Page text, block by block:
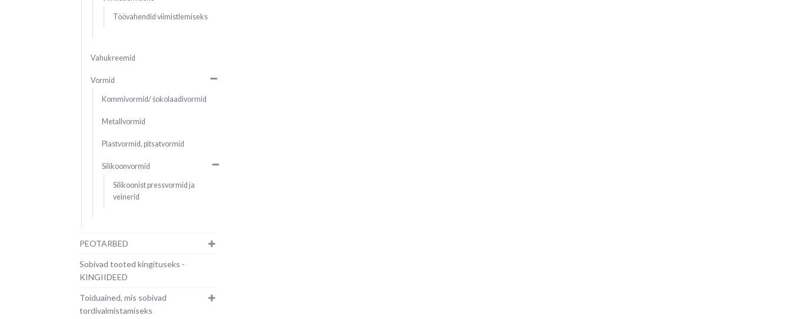
Töövahendid viimistlemiseks
Vahukreemid
Vormid
Kommivormid/ šokolaadivormid
Metallvormid
Plastvormid, pitsatvormid
Silikoonvormid
Silikoonist pressvormid ja
veinerid
PEOTARBED
Sobivad tooted kingituseks -
KINGIIDEED
Toiduained, mis sobivad
tordivalmistamiseks